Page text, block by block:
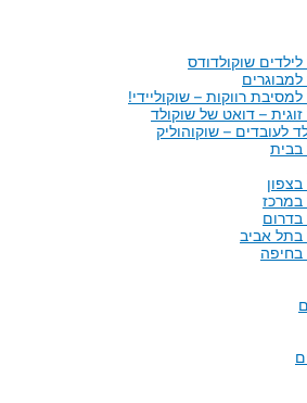
שוקולדודס
רווקות – שוקוליידי!
– דואט של שוקולד
לעובדים – שוקוהוליק
בבית
במרכז
בדרום
בתל אביב
בחיפה